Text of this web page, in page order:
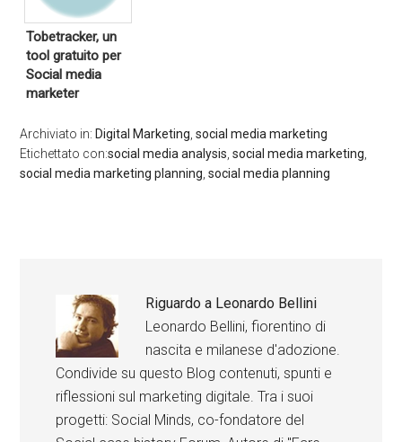
Tobetracker, un
tool gratuito per
Social media
marketer
Archiviato in: Digital Marketing,social media marketing
Etichettato con:social media analysis,social media marketing,
social media marketing planning,social media planning
Riguardo a Leonardo Bellini
Leonardo Bellini, fiorentino di
nascita e milanese d'adozione.
Condivide su questo Blog contenuti, spunti e
riflessioni sul marketing digitale. Tra i suoi
progetti: Social Minds, co-fondatore del